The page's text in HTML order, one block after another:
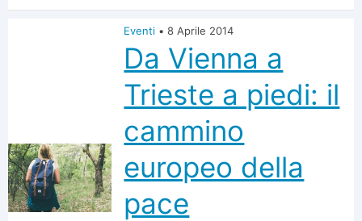
Eventi • 8 Aprile 2014
Da Vienna a
Trieste a piedi: il
cammino
europeo della
pace